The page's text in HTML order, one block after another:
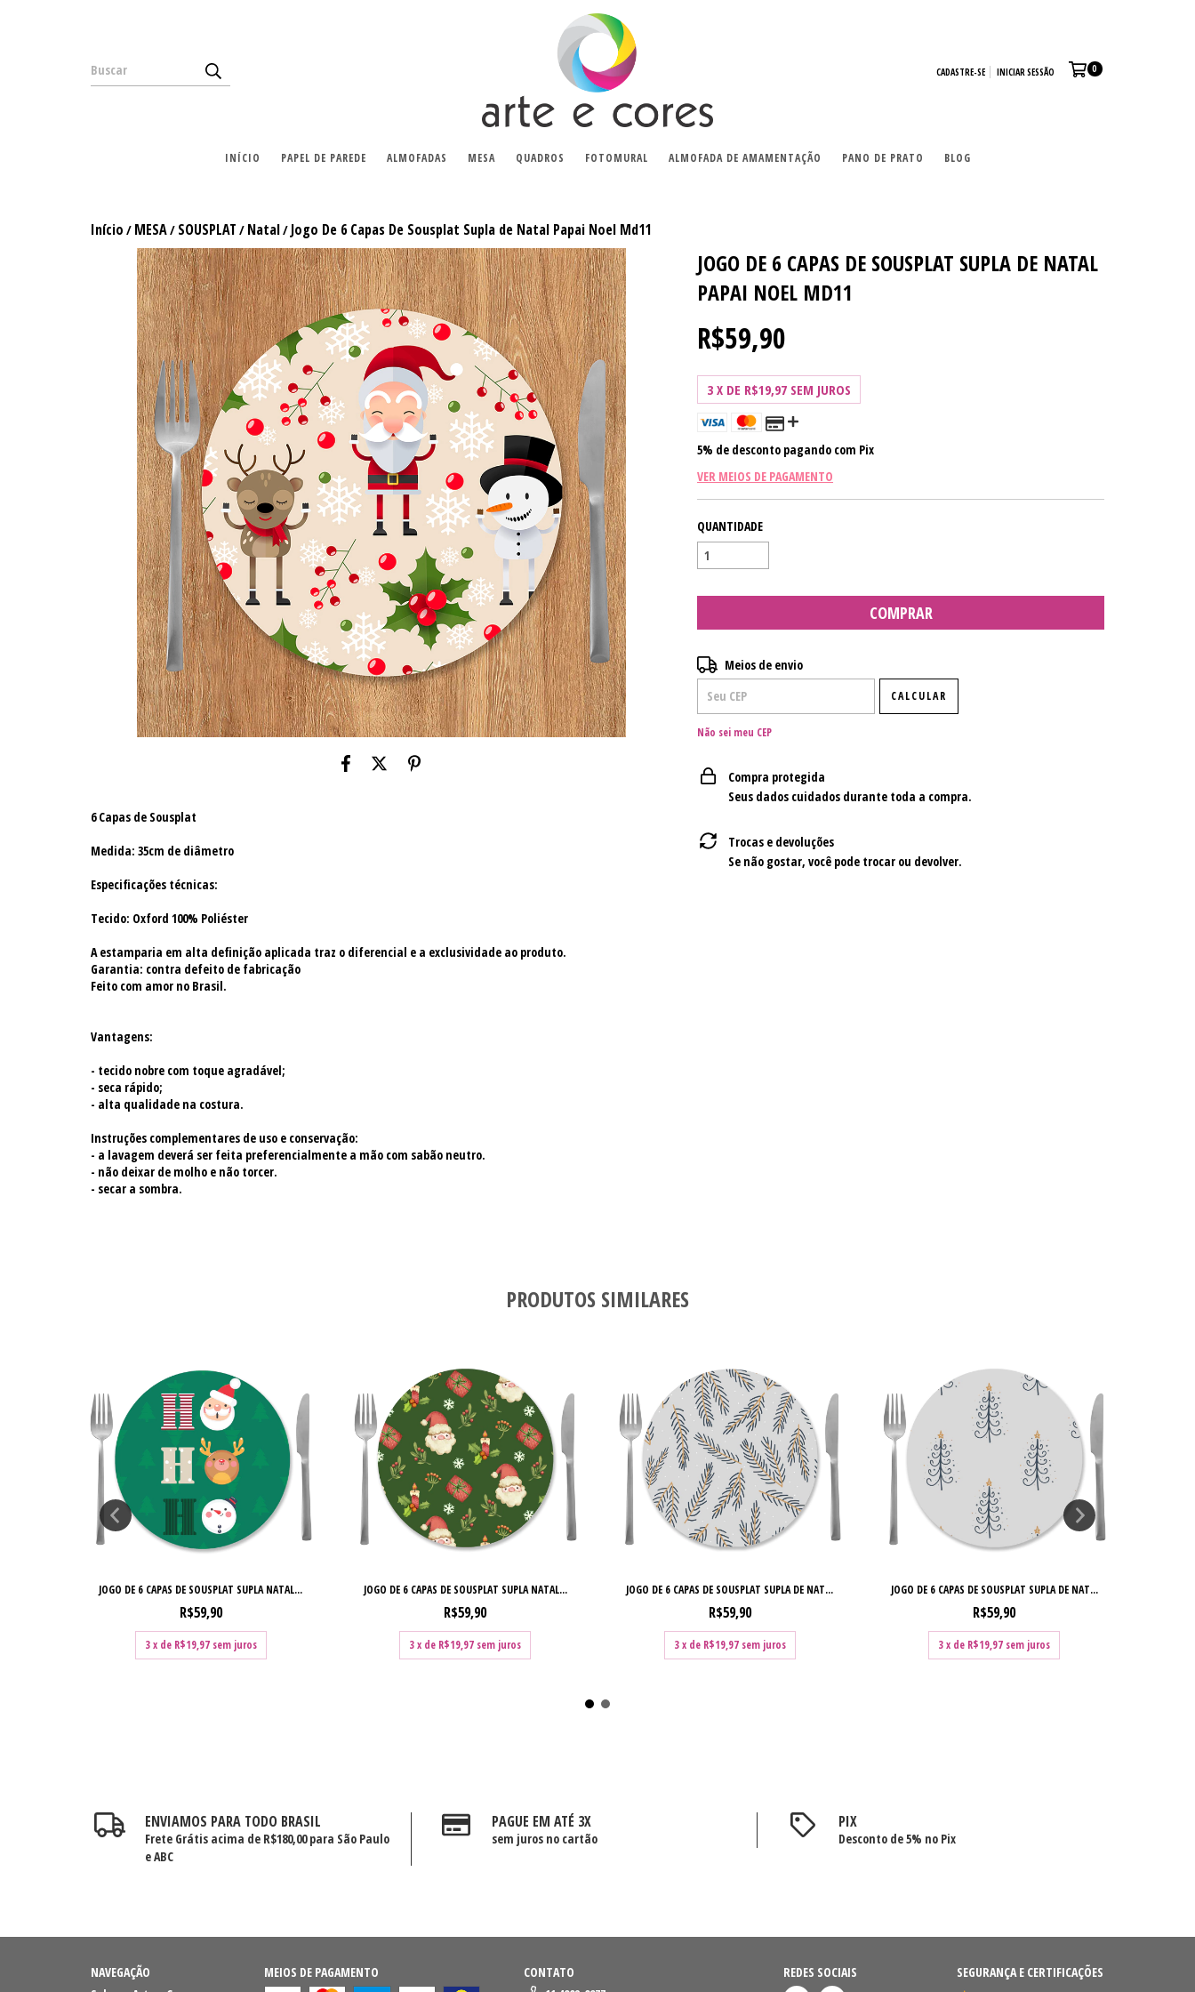
CADASTRE-SE INICIAR SESSÃO 0
INÍCIO PAPEL DE PAREDE ALMOFADAS MESA QUADROS FOTOMURAL ALMOFADA DE AMAMENTAÇÃO PANO DE PRATO BLOG
Início / MESA/ SOUSPLAT / Natal/ Jogo De 6 Capas De Sousplat Supla de Natal Papai Noel Md11
6 Capas de Sousplat
Medida: 35cm de diâmetro
Especificações técnicas:
Tecido: Oxford 100% Poliéster
A estamparia em alta definição aplicada traz o diferencial e a exclusividade ao produto.
Garantia: contra defeito de fabricação
Feito com amor no Brasil.
Vantagens:
- tecido nobre com toque agradável;
- seca rápido;
- alta qualidade na costura.
Instruções complementares de uso e conservação:
- a lavagem deverá ser feita preferencialmente a mão com sabão neutro.
- não deixar de molho e não torcer.
- secar a sombra.
JOGO DE 6 CAPAS DE SOUSPLAT SUPLA DE NATAL
PAPAI NOEL MD11
R$59,90
3 X DE R$19,97 SEM JUROS
5% de desconto pagando com Pix
VER MEIOS DE PAGAMENTO
QUANTIDADE
Entregas para o CEP:
Meios de envio
CALCULAR
Não sei meu CEP
Compra protegida
Seus dados cuidados durante toda a compra.
Trocas e devoluções
Se não gostar, você pode trocar ou devolver.
PRODUTOS SIMILARES
JOGO DE 6 CAPAS DE SOUSPLAT SUPLA NATAL...
R$59,90
3x de R$19,97 sem juros
JOGO DE 6 CAPAS DE SOUSPLAT SUPLA NATAL...
R$59,90
3x de R$19,97 sem juros
JOGO DE 6 CAPAS DE SOUSPLAT SUPLA DE NAT...
R$59,90
3x de R$19,97 sem juros
JOGO DE 6 CAPAS DE SOUSPLAT SUPLA DE NAT...
R$59,90
3x de R$19,97 sem juros
ENVIAMOS PARA TODO BRASIL
Frete Grátis acima de R$180,00 para São Paulo
e ABC
PAGUE EM ATÉ 3X
sem juros no cartão
PIX
Desconto de 5% no Pix
NAVEGAÇÃO
MEIOS DE PAGAMENTO
CONTATO
REDES SOCIAIS SEGURANÇA E CERTIFICAÇÕES